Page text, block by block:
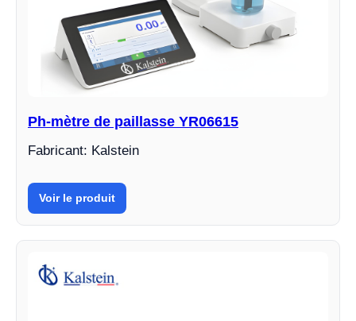
Ph-mètre de paillasse YR06615
Fabricant: Kalstein
Voir le produit